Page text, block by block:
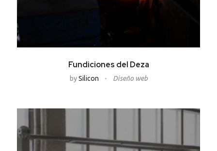
Fundiciones del Deza
by Silicon Diseño web